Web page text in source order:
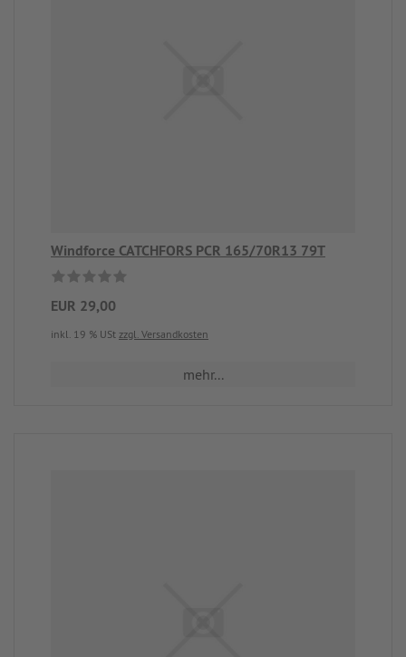
Windforce CATCHFORS PCR 165/70R13 79T
EUR 29,00
inkl. 19 % USt zzgl. Versandkosten
mehr...